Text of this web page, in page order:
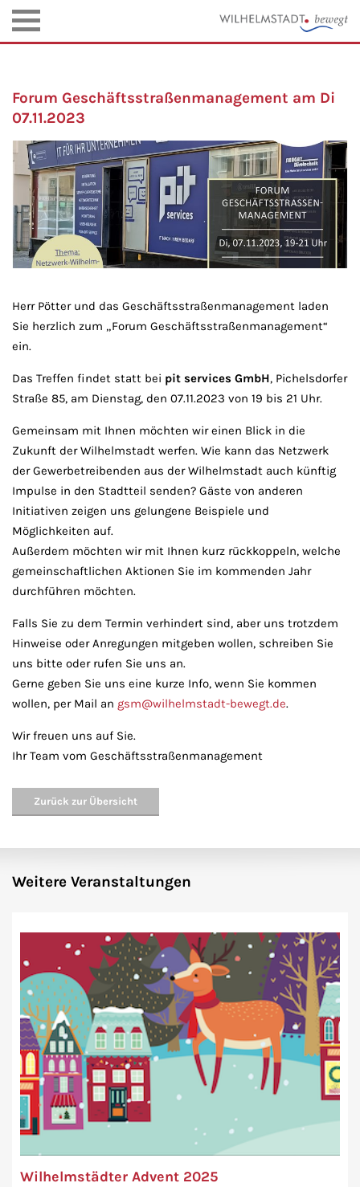
Forum Geschäftsstraßenmanagement am Di
07.11.2023
Herr Pötter und das Geschäftsstraßenmanagement laden
Sie herzlich zum „Forum Geschäftsstraßenmanagement“
ein.
Das Treffen findet statt bei pit services GmbH, Pichelsdorfer
Straße 85, am Dienstag, den 07.11.2023 von 19 bis 21 Uhr.
Gemeinsam mit Ihnen möchten wir einen Blick in die
Zukunft der Wilhelmstadt werfen. Wie kann das Netzwerk
der Gewerbetreibenden aus der Wilhelmstadt auch künftig
Impulse in den Stadtteil senden? Gäste von anderen
Initiativen zeigen uns gelungene Beispiele und
Möglichkeiten auf.
Außerdem möchten wir mit Ihnen kurz rückkoppeln, welche
gemeinschaftlichen Aktionen Sie im kommenden Jahr
durchführen möchten.
Falls Sie zu dem Termin verhindert sind, aber uns trotzdem
Hinweise oder Anregungen mitgeben wollen, schreiben Sie
uns bitte oder rufen Sie uns an.
Gerne geben Sie uns eine kurze Info, wenn Sie kommen
wollen, per Mail an gsm@wilhelmstadt-bewegt.de.
Wir freuen uns auf Sie.
Ihr Team vom Geschäftsstraßenmanagement
Zurück zur Übersicht
Weitere Veranstaltungen
Wilhelmstädter Advent 2025